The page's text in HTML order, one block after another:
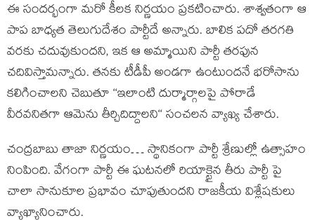
ఈ సందర్భంగా మరో కీలక నిర్ణయం ప్రకటించారు. శాశ్వతంగా ఆ
పాప బాధ్యత తెలుగుదేశం పార్టీదే అన్నారు. బాలిక పదో తరగతి
వరకు చదువుకుందని, ఇక ఆ అమ్మాయిని పార్టీ తరఫున
చదివిస్తామన్నారు. తనకు టీడీపీ అండగా ఉంటుందనే భరోసాను
కలిగించాలని చెబుతూ ‘‘ఇలాంటి దుర్మార్గాలపై పోరాడే
వీరవనితగా ఆమెను తీర్చిదిద్దాలని‘‘ సంచలన వ్యాఖ్య చేశారు.
చంద్రబాబు తాజా నిర్ణయం… స్థానికంగా పార్టీ శ్రేణుల్లో ఉత్సాహం
నింపింది. వేగంగా పార్టీ ఈ ఘటనలో రియాక్టైన తీరు పార్టీ పై
చాలా సానుకూల ప్రభావం చూపుతుందని రాజకీయ విశ్లేషకులు
వ్యాఖ్యానించారు.